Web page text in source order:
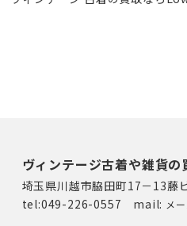
ヴィンテージ古着や雑貨
埼玉県川越市脇田町17－13藤
tel:049-226-0557 mail: メ